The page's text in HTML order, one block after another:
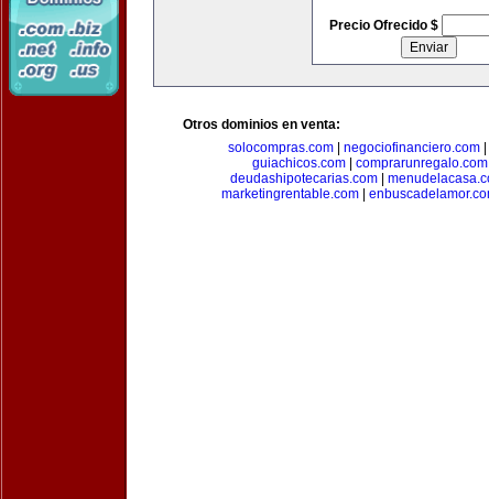
Precio Ofrecido $
Otros dominios en venta:
solocompras.com| negociofinanciero.com|
guiachicos.com
comprarunregalo.com
deudashipotecarias.com|
marketingrentable.com|